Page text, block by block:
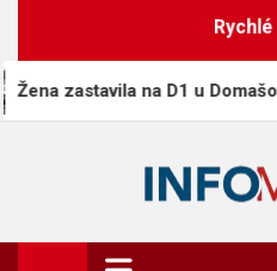
content
Rychlé
na D1 u Domašova a
Info-Media.cz
Zprávy, media a souvislosti